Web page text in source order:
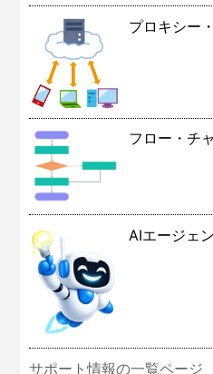
プロキシー
フロー・チ
AIエージェ
サポート情報の一覧ページ